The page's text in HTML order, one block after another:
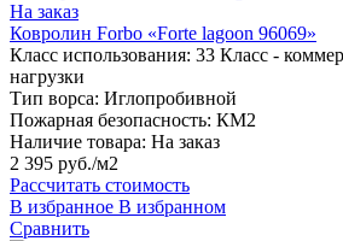
На заказ
Ковролин Forbo «Forte lagoon 96069»
Класс использования: 33 Класс -
нагрузки
Тип ворса: Иглопробивной
Пожарная безопасность: КМ2
Наличие товара: На заказ
2 395 руб./м2
Рассчитать стоимость
В избранное В избранном
Сравнить